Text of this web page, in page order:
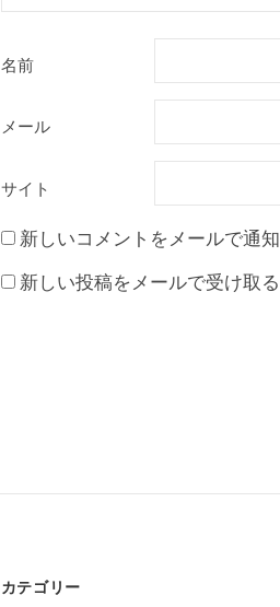
名前
メール
サイト
新しいコメントをメールで通知
新しい投稿をメールで受け取る
カテゴリー